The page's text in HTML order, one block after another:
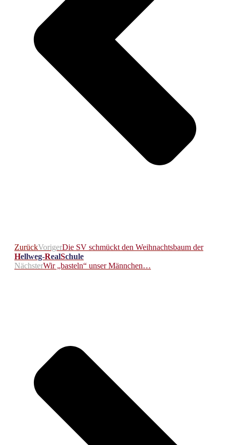
ZurückVorigerDie SV schmückt den Weihnachtsbaum der
Hellweg-RealSchule
NächsterWir „basteln“ unser Männchen…